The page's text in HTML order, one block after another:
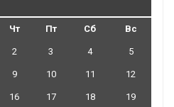
Чт Пт Сб Вс
2 3 4 5
9 10 11 12
16 17 18 19